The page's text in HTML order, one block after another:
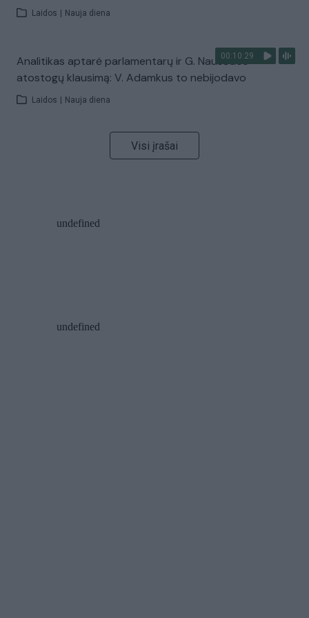
Laidos Nauja diena
00:10:29
Analitikas aptarė parlamentarų ir G. Nausėdos
atostogų klausimą: V. Adamkus to nebijodavo
Laidos Nauja diena
Visi įrašai